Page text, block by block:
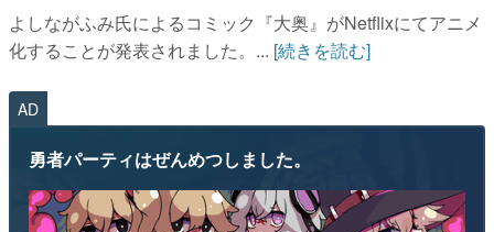
電ファミニコゲーマーとは？
よしながふみ氏によるコミック『大奥』がNetflixにてアニメ
化することが発表されました。... [続きを読む]
AD
勇者パーティはぜんめつしました。